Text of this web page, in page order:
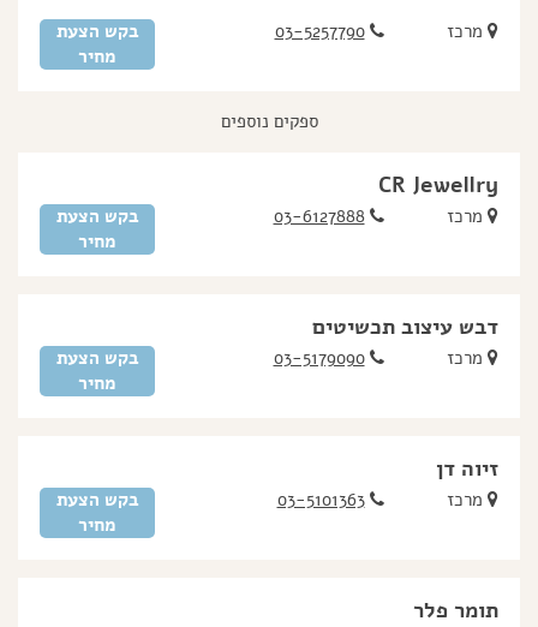
מרכז
03-5257790
בקש הצעת
מחיר
ספקים נוספים
CR Jewellry
מרכז 03-6127888
בקש הצעת
מחיר
דבש עיצוב תכשיטים
מרכז 03-5179090
בקש הצעת
מחיר
זיוה דן
מרכז 03-5101363
בקש הצעת
מחיר
תומר פלר